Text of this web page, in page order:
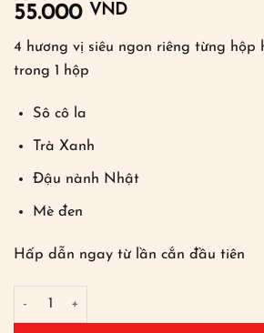
55.000 VND
4 hương vị siêu ngon riêng từng hộp
trong 1 hộp
Sô cô la
Trà Xanh
Đậu nành Nhật
Mè đen
Hấp dẫn ngay từ lần cắn đầu tiên
Mochi chấm kem sữa - mix 4 vị số lượng